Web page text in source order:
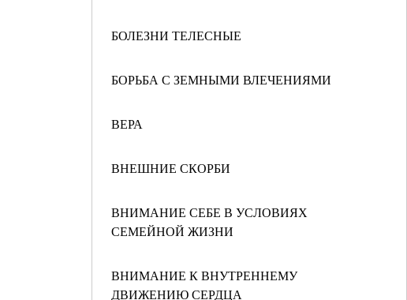
БОЛЕЗНИ ТЕЛЕСНЫЕ
БОРЬБА С ЗЕМНЫМИ ВЛЕЧЕНИЯМИ
ВЕРА
ВНЕШНИЕ СКОРБИ
ВНИМАНИЕ СЕБЕ В УСЛОВИЯХ
СЕМЕЙНОЙ ЖИЗНИ
ВНИМАНИЕ К ВНУТРЕННЕМУ
ДВИЖЕНИЮ СЕРДЦА